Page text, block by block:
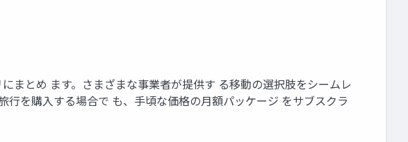
まとめ ます。さまざまな事業者が提供す る移動の選択肢をシームレ
を購入する場合で も、手頃な価格の月額パッケージ をサブスクラ